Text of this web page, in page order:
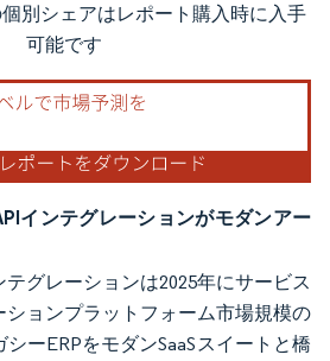
利用にはCC BY 4.0の表示が必要です。
別シェアはレポート購入時に入手
可能です
インテグレーションがモダンアー
グレーションは2025年にサービス
ションプラットフォーム市場規模の
ーERPをモダンSaaSスイートと橋